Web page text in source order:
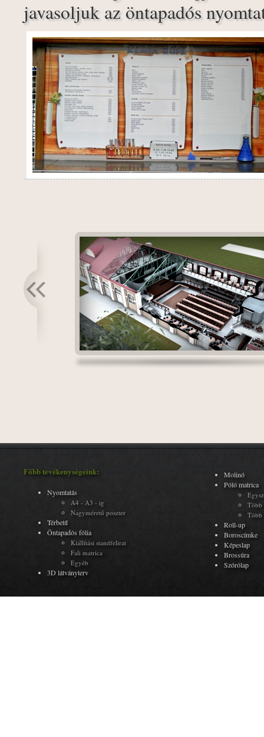
javasoljuk az öntapadós
Főbb tevékenységeink:
Nyomtatás
A4 - A3 - ig
Nagyméretű poszter
Térbetű
Öntapadós fólia
Kiállítási standfelirat
Fali matrica
Egyéb
3D látványterv
Molinó
Póló matrica
Több
Több
Roll-up
Boroscímke
Képeslap
Brossúra
Szórólap